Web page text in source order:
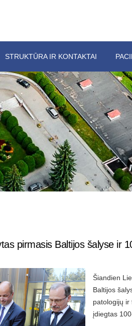
STRUKTŪRA IR KONTAKTAI
pirmasis Baltijos šalyse ir
Šiandien
Baltijos
patologijų ir
įdiegtas